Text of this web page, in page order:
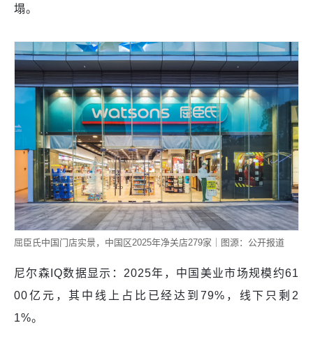
塌。
屈臣氏中国门店实景，中国区2025年净关店279家｜图源：公开报道
尼尔森IQ数据显示：2025年，中国美业市场规模约61
00亿元，其中线上占比已经达到79%，线下只剩2
1%。